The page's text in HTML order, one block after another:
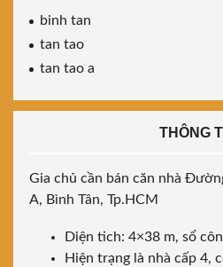
binh tan
tan tao
tan tao a
THÔNG
Gia chủ cần bán căn nhà
A, Bình Tân, Tp.HCM
Diện tich: 4×38 m, sổ
Hiện trạng là nhà cấp 4,